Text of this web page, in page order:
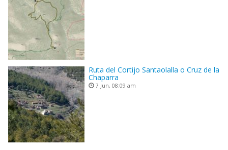
Ruta del Cortijo Santaolalla o Cruz de la
Chaparra
7 Jun, 08:09 am